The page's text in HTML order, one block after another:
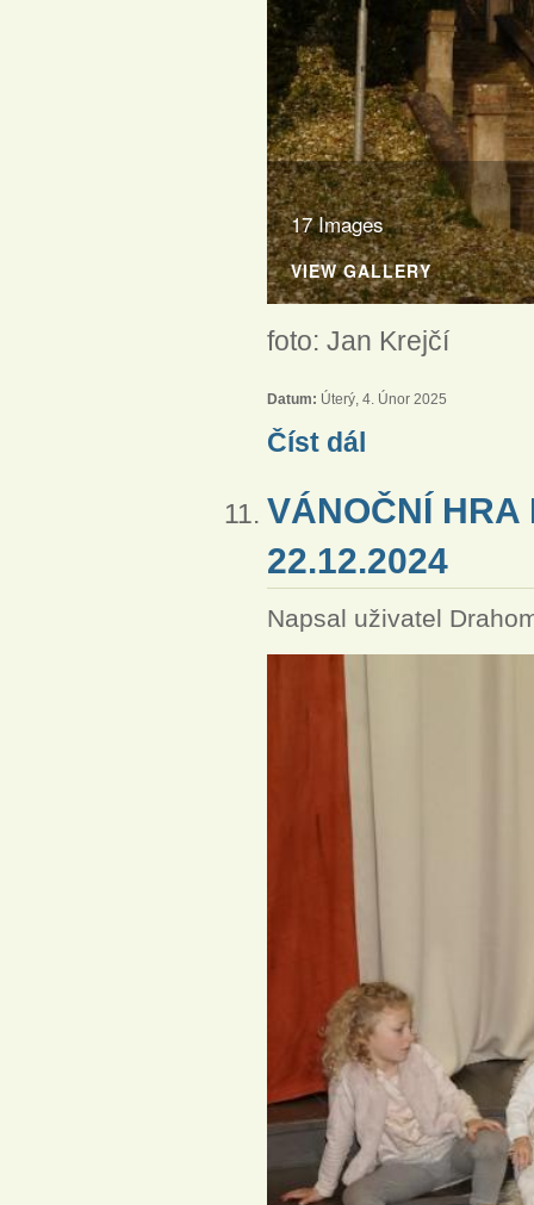
17 Images
VIEW GALLERY
foto: Jan Krejčí
Datum: Úterý, 4. Únor 2025
Číst dál
VÁNOČNÍ HRA
22.12.2024
Napsal uživatel